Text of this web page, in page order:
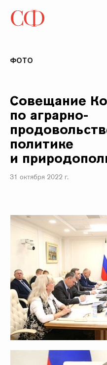
ФОТО
Совещание
по аграрно-
политике
и
31 октября 2022 г.